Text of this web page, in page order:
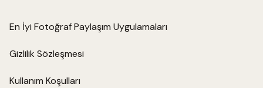
En İyi Fotoğraf Paylaşım Uygulamaları
Gizlilik Sözleşmesi
Kullanım Koşulları